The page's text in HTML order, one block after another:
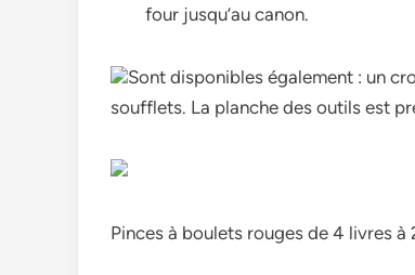
four jusqu’au canon.
Sont disponibles également : un
soufflets. La planche des outils est
Pinces à boulets rouges de 4 livres à